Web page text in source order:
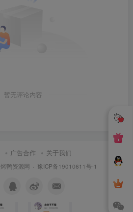
暂无评论内容
广告合作 关于我们
烤鸭资源网 · 豫ICP备19010611号-1